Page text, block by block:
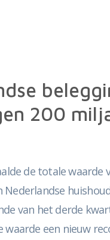
200
de totale waarde
Nederlandse
van het derde
waarde een nieuw